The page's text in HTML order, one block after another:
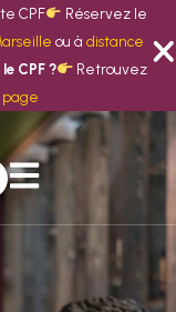
CPF
Réservez le
ou àdistance
CPF ?
Retrouvez